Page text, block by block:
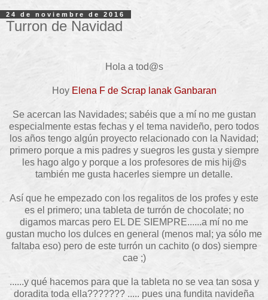
24 de noviembre de 2016
Turron de Navidad
Hola a tod@s
Hoy Elena F de Scrap lanak Ganbaran
Se acercan las Navidades; sabéis que a mí no me gustan
especialmente estas fechas y el tema navideño, pero todos
los años tengo algún proyecto relacionado con la Navidad;
primero porque a mis padres y suegros les gusta y siempre
les hago algo y porque a los profesores de mis hij@s
también me gusta hacerles siempre un detalle.
Así que he empezado con los regalitos de los profes y este
es el primero; una tableta de turrón de chocolate; no
digamos marcas pero EL DE SIEMPRE......a mí no me
gustan mucho los dulces en general (menos mal; ya sólo me
faltaba eso) pero de este turrón un cachito (o dos) siempre
cae ;)
......y qué hacemos para que la tableta no se vea tan sosa y
doradita toda ella??????? ..... pues una fundita navideña